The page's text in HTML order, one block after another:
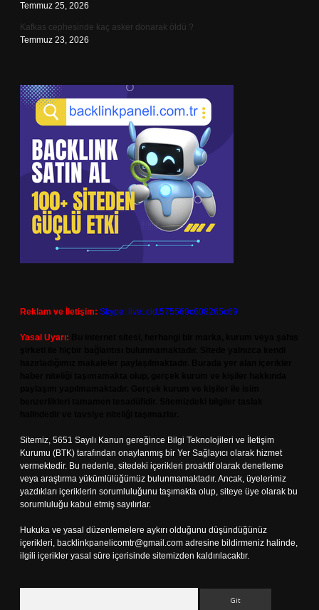
Temmuz 25, 2026
Kafkas cephesinde kaç asker donarak öldü ?
Temmuz 23, 2026
Reklam ve İletişim: Skype: live:.cid.575569c608265c69
Yasal Uyarı:
Sitemiz, 5651 Sayılı Kanun gereğince Bilgi Teknolojileri ve İletişim
Kurumu (BTK) tarafından onaylanmış bir Yer Sağlayıcı olarak hizmet
vermektedir. Bu nedenle, sitedeki içerikleri proaktif olarak denetleme
veya araştırma yükümlülüğümüz bulunmamaktadır. Ancak, üyelerimiz
yazdıkları içeriklerin sorumluluğunu taşımakta olup, siteye üye olarak bu
sorumluluğu kabul etmiş sayılırlar.
Hukuka ve yasal düzenlemelere aykırı olduğunu düşündüğünüz
içerikleri, backlinkpanelicomtr@gmail.com adresine bildirmeniz halinde,
ilgili içerikler yasal süre içerisinde sitemizden kaldırılacaktır.